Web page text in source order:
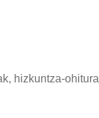
hizkuntza-